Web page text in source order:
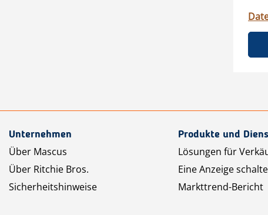
Unternehmen
Über Mascus
Über Ritchie Bros.
Sicherheitshinweise
Produkte und
Lösungen für
Eine Anzeige
Markttrend-Bericht